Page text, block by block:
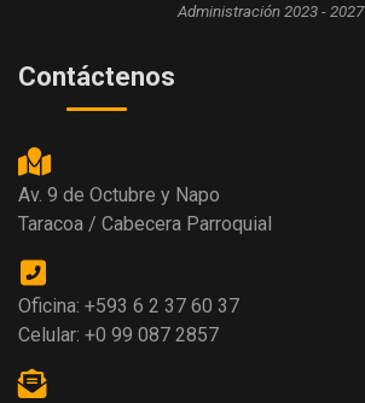
Administración 2023 - 2027
Contáctenos
Av. 9 de Octubre y Napo
Taracoa / Cabecera Parroquial
Oficina: +593 6 2 37 60 37
Celular: +0 99 087 2857